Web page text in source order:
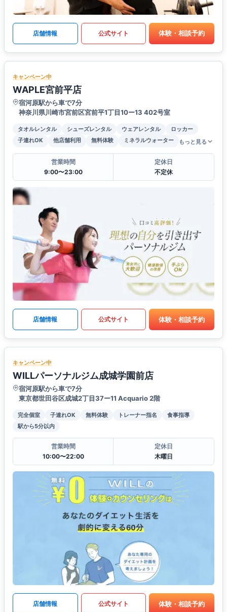
店舗情報 公式サイト 体験・相談予約
キャンペーン中
WAPLE宮前平店
宿河原駅から車で7分
神奈川県川崎市宮前区宮前平1丁目10ー13 402号室
タオルレンタル シューズレンタル ウェアレンタル
ロッカー
子連れOK
他店舗利用 無料体験 ミネラルウォーター もっと見る
営業時間
9:00〜23:00
定休日
不定休
店舗情報 公式サイト 体験・相談予約
キャンペーン中
WILLパーソナルジム成城学園前店
宿河原駅から車で7分
東京都世田谷区成城2丁目37ー11 Acquario 2階
完全個室 子連れOK 無料体験 トレーナー指名
食事指導
駅から5分以内
営業時間
10:00〜22:00
定休日
木曜日
店舗情報 公式サイト 体験・相談予約